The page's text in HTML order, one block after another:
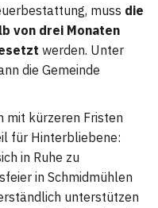
muss die
von drei Monaten
werden. Unter
die Gemeinde
mit kürzeren Fristen
für Hinterbliebene:
in Ruhe zu
in Schmidmühlen
unterstützen